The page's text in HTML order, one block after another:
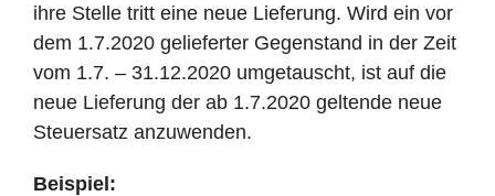
ihre Stelle tritt eine neue Lieferung. Wird ein vor
dem 1.7.2020 gelieferter Gegenstand in der Zeit
vom 1.7. – 31.12.2020 umgetauscht, ist auf die
neue Lieferung der ab 1.7.2020 geltende neue
Steuersatz anzuwenden.
Beispiel: